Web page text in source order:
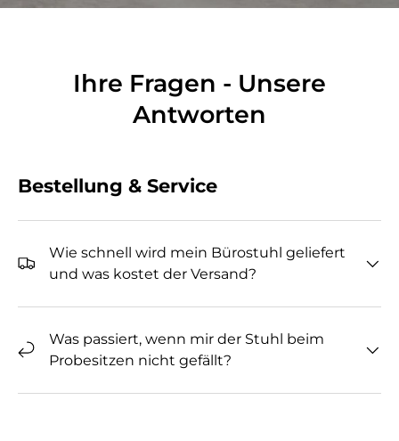
Ihre Fragen - Unsere
Antworten
Bestellung & Service
Wie schnell wird mein Bürostuhl geliefert
und was kostet der Versand?
Was passiert, wenn mir der Stuhl beim
Probesitzen nicht gefällt?